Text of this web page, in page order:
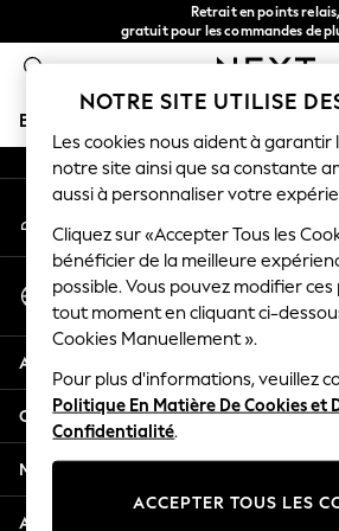
Retrait en points relais,
gratuit pour les commandes de
Livraison en 2-3 jours
BOUTIQUE VACANCES
HOLIDAY SHOP
Women's Holiday Shop
All Swimwear
All Beachwear
Bags & Accessories
Beach Dresses & Kaftans
Dresses
Flip Flops
Sliders
Jumpsuits & Playsuits
Linen Collection
Sandals
An error occurred on client
Nos réseaux
Mon compte
Connexion à votre compte
Sélectionnez Votre Langue
Français
Aide
Confidentialité et mentions légales
Ministères
Autres services
NOTRE SITE UTILISE
Les cookies nous aident à garantir
notre site ainsi que sa constante
aussi à personnaliser votre
Cliquez sur «Accepter Tous les
bénéficier de la meilleure
possible. Vous pouvez modifier
tout moment en cliquant ci-
Cookies Manuellement ».
Pour plus d'informations, veuillez
Politique En Matière De Cookies et
Confidentialité.
ACCEPTER TOUS LES